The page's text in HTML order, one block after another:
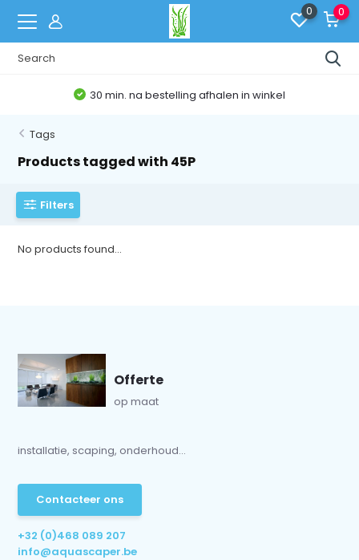
0 0
30 min. na bestelling afhalen in winkel
Tags
Products tagged with 45P
Filters
No products found...
Offerte
op maat
installatie, scaping, onderhoud...
Contacteer ons
+32 (0)468 089 207
info@aquascaper.be